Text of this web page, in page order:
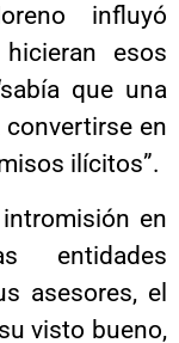
influyó
esos
que una
en
ilícitos”.
en
entidades
asesores, el
visto bueno,